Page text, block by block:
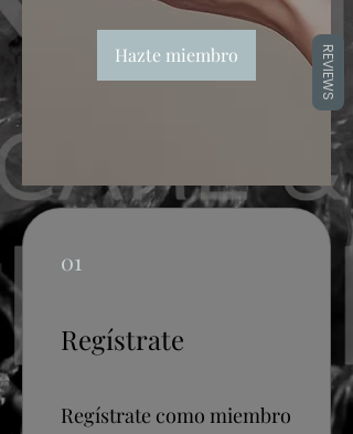
Hazte miembro
01
Regístrate
Regístrate como miembro
REVIEWS